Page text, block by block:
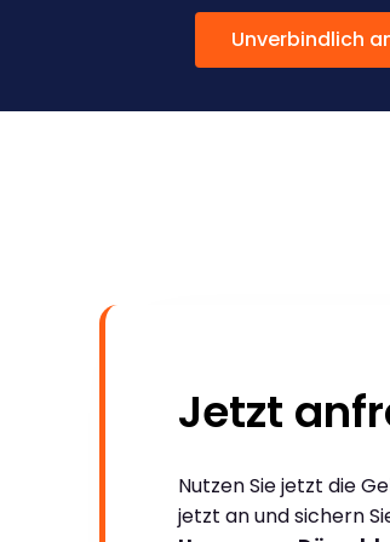
Unverbindlich
Jetzt
Nutzen Sie jetzt die
jetzt an und sichern